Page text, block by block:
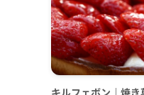
キルフェボン｜焼